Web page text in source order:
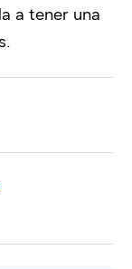
a tener una